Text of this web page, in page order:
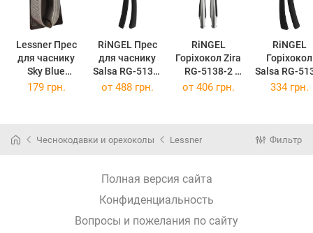
Lessner Прес
для часнику
Sky Blue
10.5х5х7 см
RiNGEL Прес
для часнику
Salsa RG-5137-
5(RG-5137-5)
RiNGEL
Горіхокол Zira
RG-5138-2
(RG-5138-2)
RiNGEL
Горіхокол
Salsa RG-
2
179 грн. от 488 грн. от 406 грн. 334 грн.
Чеснокодавки и орехоколы Lessner Фильтр
Полная версия сайта
Конфиденциальность
Вопросы и пожелания по сайту